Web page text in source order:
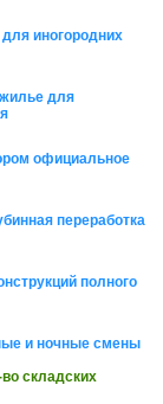
иногородних
для
официальное
переработка
полного
и ночные смены
складских